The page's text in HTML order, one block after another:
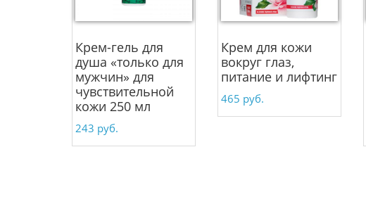
Крем-гель для
душа «только для
мужчин» для
чувствительной
кожи 250 мл
243 руб.
Крем для кожи
вокруг глаз,
питание и лифтинг
465 руб.